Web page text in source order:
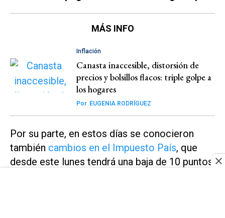
MÁS INFO
Inflación
Canasta inaccesible, distorsión de
precios y bolsillos flacos: triple golpe a
los hogares
Por EUGENIA RODRÍGUEZ
Por su parte, en estos días se conocieron
también cambios en el Impuesto País, que
desde este lunes tendrá una baja de 10 puntos